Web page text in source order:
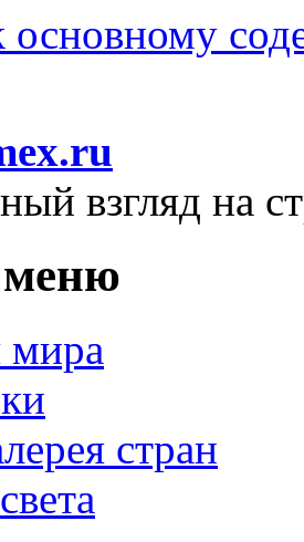
основному
взгляд на
меню
мира
стран